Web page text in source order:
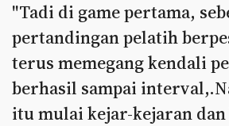
"Tadi di game pertama,
pertandingan pelatih
terus memegang kendali
berhasil sampai
itu mulai kejar-kejaran